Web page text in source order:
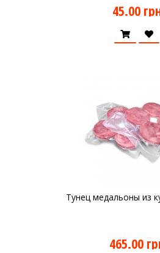
45.00
Тунец медальоны из
465.00